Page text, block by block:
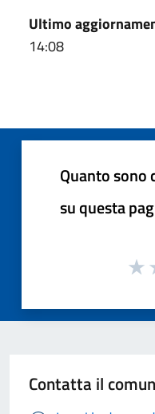
Ultimo
14:08
Quanto sono
su questa
Contatta il